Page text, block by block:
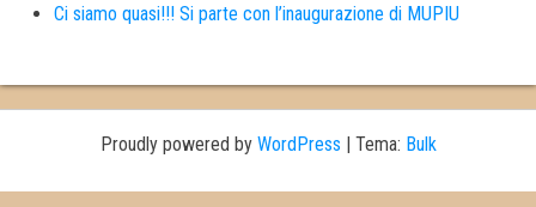
Ci siamo quasi!!! Si parte con l’inaugurazione di MUPIU
Proudly powered by WordPress | Tema: Bulk